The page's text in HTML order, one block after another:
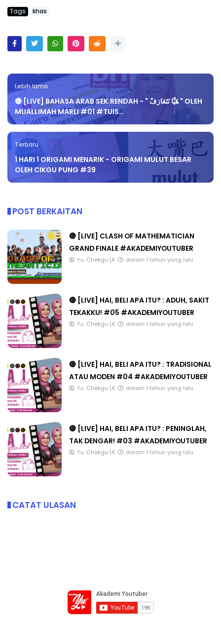
Tags khas
Lebih lama
🔴 [LIVE] BAHASA ARAB SEK.RENDAH - " هََيَّا نَتَعَارَفْ " OLEH
MUALLIMAH MARLI #01 #TUIS…
Terbaru
1 HARI 1 ORIGAMI MENARIK - ORIGAMI MULUT BESAR
OLEH CIKGU PUNG #39
POST BERKAITAN
🔴 [LIVE] CLASH OF MATHEMATICIAN
GRAND FINALE #AKADEMIYOUTUBER
Yu. Chekgu LK dalam 1 tahun yang lalu
🔴 [LIVE] HAI, BELI APA ITU? : ADUH, SAKIT
TEKAKKU! #05 #AKADEMIYOUTUBER
Yu. Chekgu LK dalam 1 tahun yang lalu
🔴 [LIVE] HAI, BELI APA ITU? : TRADISIONAL
ATAU MODEN #04 #AKADEMIYOUTUBER
Yu. Chekgu LK dalam 1 tahun yang lalu
🔴 [LIVE] HAI, BELI APA ITU? : PENINGLAH,
TAK DENGAR! #03 #AKADEMIYOUTUBER
Yu. Chekgu LK dalam 1 tahun yang lalu
CATAT ULASAN